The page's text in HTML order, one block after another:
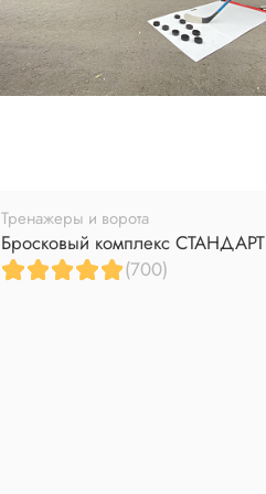
Тренажеры и ворота
Бросковый комплекс СТАНДАРТ
(700)